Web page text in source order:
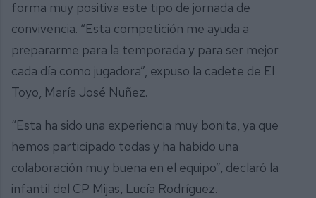
forma muy positiva este tipo de jornada de
convivencia. “Esta competición me ayuda a
prepararme para la temporada y para ser mejor
cada día como jugadora”, expuso la cadete de El
Toyo, María José Nuñez.
“Esta ha sido una experiencia muy bonita, ya que
hemos participado todas y ha habido una
colaboración muy buena en el equipo”, declaró la
infantil del CP Mijas, Lucía Rodríguez.